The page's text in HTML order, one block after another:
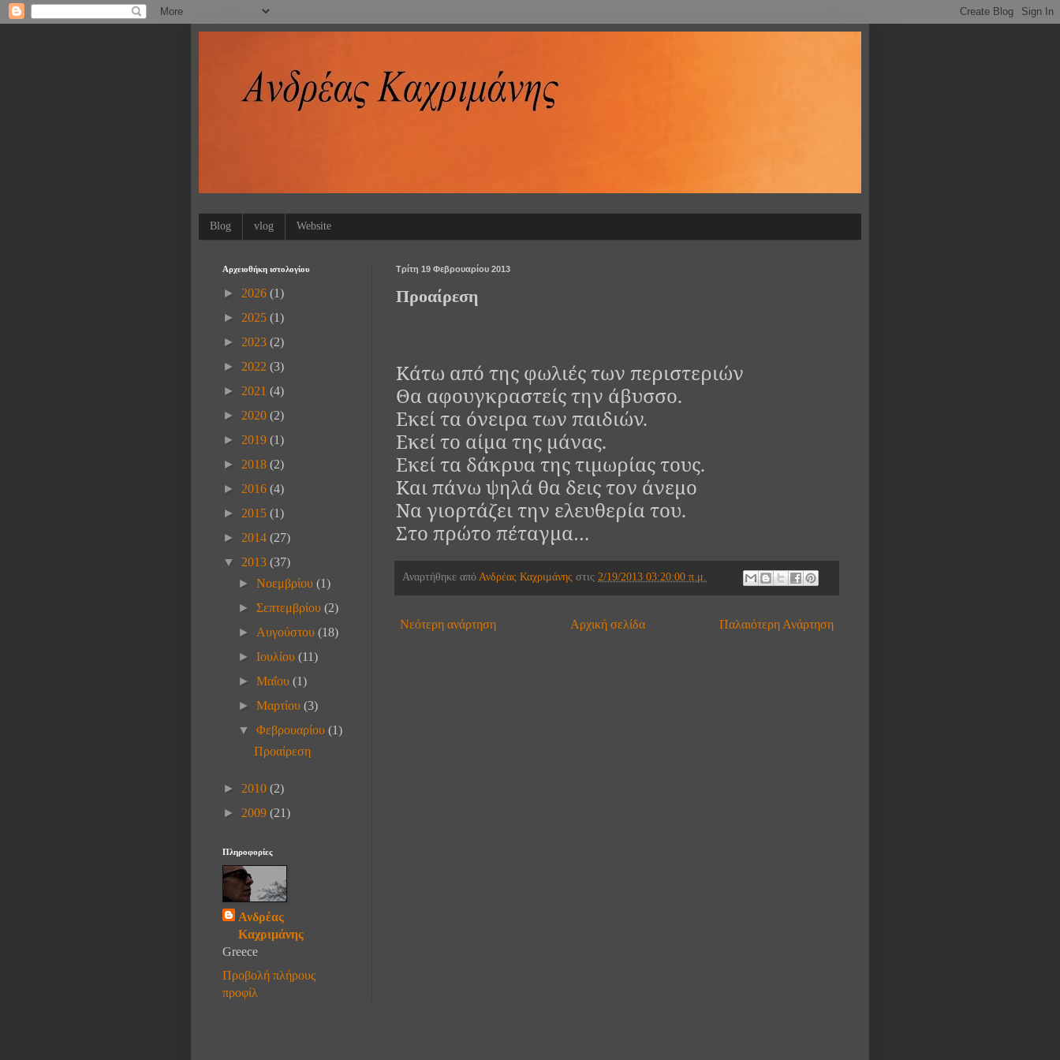
Blog vlog Website
Τρίτη 19 Φεβρουαρίου 2013
Προαίρεση
Κάτω από της φωλιές των περιστεριών
Θα αφουγκραστείς την άβυσσο.
Εκεί τα όνειρα των παιδιών.
Εκεί το αίμα της μάνας.
Εκεί τα δάκρυα της τιμωρίας τους.
Και πάνω ψηλά θα δεις τον άνεμο
Να γιορτάζει την ελευθερία του.
Στο πρώτο πέταγμα…
Αναρτήθηκε απόΑνδρέας Καχριμάνης στις 2/19/2013 03:20:00 π.μ.
Νεότερη ανάρτηση Παλαιότερη Ανάρτηση
Αρχική σελίδα
Αρχειοθήκη ιστολογίου
► 2026 (1)
► 2025 (1)
► 2023 (2)
► 2022 (3)
► 2021 (4)
► 2020 (2)
► 2019 (1)
► 2018 (2)
► 2016 (4)
► 2015 (1)
► 2014 (27)
▼ 2013 (37)
►Νοεμβρίου(1)
►Σεπτεμβρίου(2)
► Αυγούστου(18)
►Ιουλίου(11)
►Μαΐου(1)
►Μαρτίου(3)
▼Φεβρουαρίου(1)
Προαίρεση
► 2010 (2)
► 2009 (21)
Πληροφορίες
Ανδρέας
Καχριμάνης
Greece
Προβολή πλήρους
προφίλ